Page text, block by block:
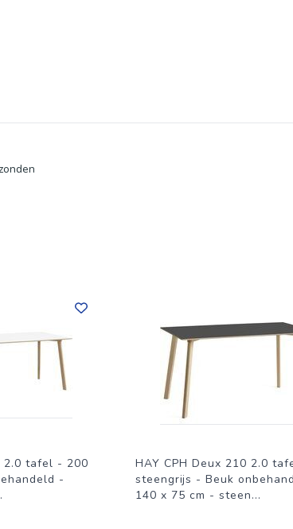
- inktzwart, steengrijs en parelwit - past de
collectie van Hay en Ronan & Erwan Bouroullec.
2.0 tafel - 200
-
HAY CPH Deux 210 2.0
steengrijs - Beuk
140 x 75 cm - steen...